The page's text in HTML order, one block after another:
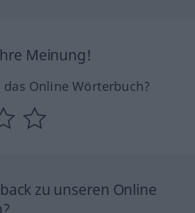
Meinung!
Online Wörterbuch?
zu unseren Online